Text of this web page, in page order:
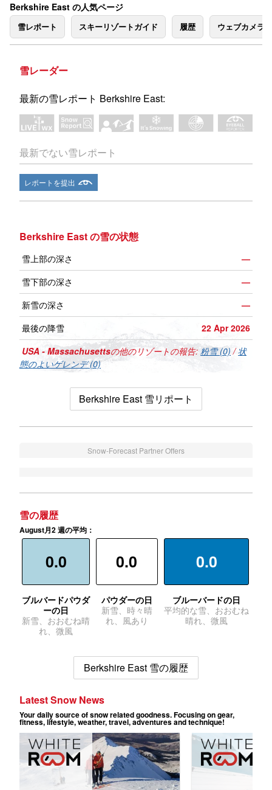
Berkshire East の人気ページ
雪レポート スキーリゾートガイド 履歴 ウェブカメラ
雪レーダー
最新の雪レポート Berkshire East:
最新でない雪レポート
レポートを提出
Berkshire East の雪の状態
雪上部の深さ
—
雪下部の深さ
—
新雪の深さ
—
最後の降雪
22 Apr 2026
USA - Massachusettsの他のリゾートの報告: 粉雪 (0) /状
態のよいゲレンデ (0)
Berkshire East 雪リポート
Snow-Forecast Partner Offers
雪の履歴
August月2 週の平均：
0.0
ブルバードパウダ
ーの日
新雪、おおむね晴
れ、微風
0.0
パウダーの日
新雪、時々晴
れ、風あり
0.0
ブルーバードの日
平均的な雪、おおむね
晴れ、微風
Berkshire East 雪の履歴